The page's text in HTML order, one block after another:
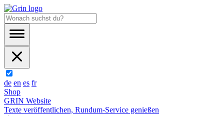
de en es fr
Shop
GRIN Website
Texte veröffentlichen, Rundum-Service genießen